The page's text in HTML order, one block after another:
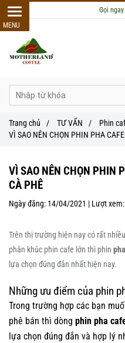
VÌ SAO NÊN CHỌN PHIN
CÀ PHÊ
Ngày đăng: 14/04/2021 | Lượt xem:
Trên thị trường hiện nay có rất
phân khúc phin cafe lớn thì phin
lựa chọn đúng đắn nhất hiện nay.
Những ưu điểm của phin
Trong trường hợp các bạn
phê bán thì dòng phin pha
lựa chọn đúng đắn và hợp lý
Trang chủ / TƯ VẤN / Phin
VÌ SAO NÊN CHỌN PHIN PHA
Gọi ngay